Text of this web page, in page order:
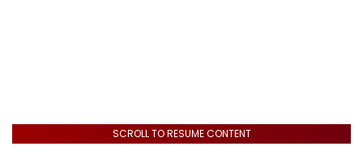
SCROLL TO RESUME CONTENT